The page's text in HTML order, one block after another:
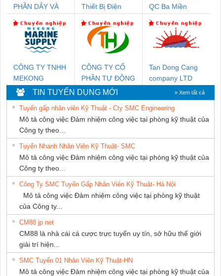
PHẦN DÂY VÀ
THƯỢNG ĐÌNH
Thiết Bị Điện
QC Ba Miền
CÔNG TY TNHH
MEKONG
MARINE SUPPLY
CÔNG TY CỔ
PHẦN TỰ ĐỘNG
TIẾN HƯNG
Tan Dong Cang
company LTD
TIN TUYỂN DỤNG MỚI » Xem tất cả
Tuyển gấp nhân viên Kỹ Thuật - Cty SMC Engineering
Mô tả công việc Đảm nhiệm công việc tại phòng kỹ thuật của
Công ty theo...
Tuyển Nhanh Nhân Viên Kỹ Thuật- SMC
Mô tả công việc Đảm nhiệm công việc tại phòng kỹ thuật của
Công ty theo...
Công Ty SMC Tuyển Gấp Nhân Viên Kỹ Thuật- Hà Nội
Mô tả công việc Đảm nhiệm công việc tại phòng kỹ thuật
của Công ty...
CM88 jp net
CM88 là nhà cái cá cược trực tuyến uy tín, sở hữu thế giới
giải trí hiện...
SMC Tuyển 01 Nhân Viên Kỹ Thuật-HN
Mô tả công việc Đảm nhiệm công việc tại phòng kỹ thuật của